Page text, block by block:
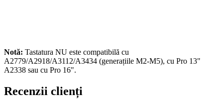
Notă: Tastatura NU este compatibilă cu
A2779/A2918/A3112/A3434 (generațiile M2-M5), cu Pro 13"
A2338 sau cu Pro 16".
Recenzii clienți